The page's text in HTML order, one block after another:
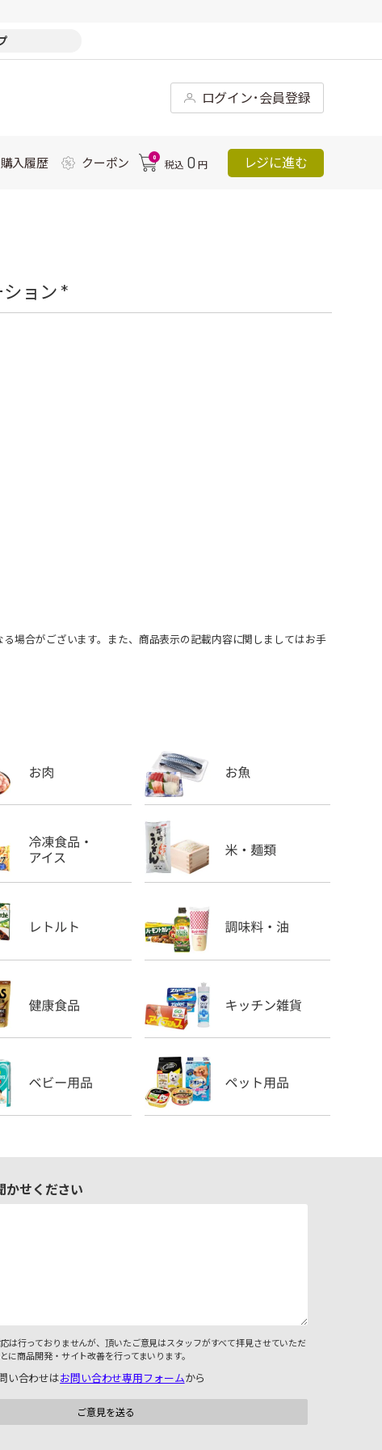
ログイン･会員登録
購入履歴 クーポン 0
税込 0 円 レジに進む
ョン *
場合がございます。また、商品表示の記載内容に関しましてはお手
かせください
は行っておりませんが、頂いたご意見はスタッフがすべて拝見させていただ
に商品開発・サイト改善を行ってまいります。
い合わせはお問い合わせ専用フォームから